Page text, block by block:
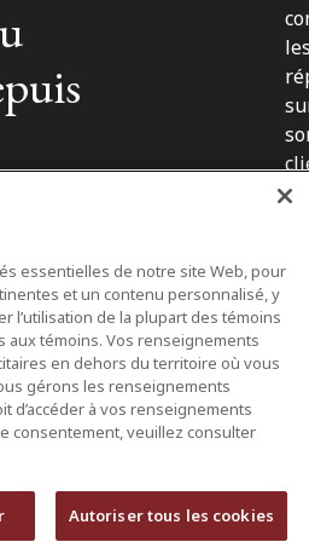
essentielles de notre site Web, pour
et un contenu personnalisé, y
l’utilisation de la plupart des témoins
témoins. Vos renseignements
en dehors du territoire où vous
gérons les renseignements
d’accéder à vos renseignements
consentement, veuillez consulter
Autoriser tous les cookies